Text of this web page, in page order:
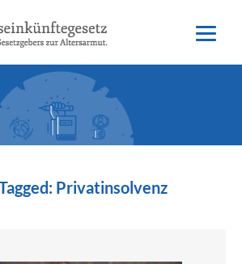
Privatinsolvenz